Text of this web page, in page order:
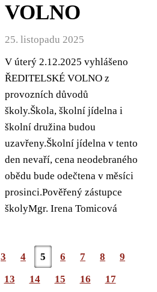
VOLNO
25. listopadu 2025
V úterý 2.12.2025 vyhlášeno
ŘEDITELSKÉ VOLNO z
provozních důvodů
školy.Škola, školní jídelna i
školní družina budou
uzavřeny.Školní jídelna v tento
den nevaří, cena neodebraného
obědu bude odečtena v měsíci
prosinci.Pověřený zástupce
školyMgr. Irena Tomicová
3 4 5 6 7 8
9
13 14 15 16 17